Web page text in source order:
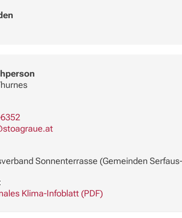
Sonnenterrasse (Gemeinden
Klima-Infoblatt (PDF)